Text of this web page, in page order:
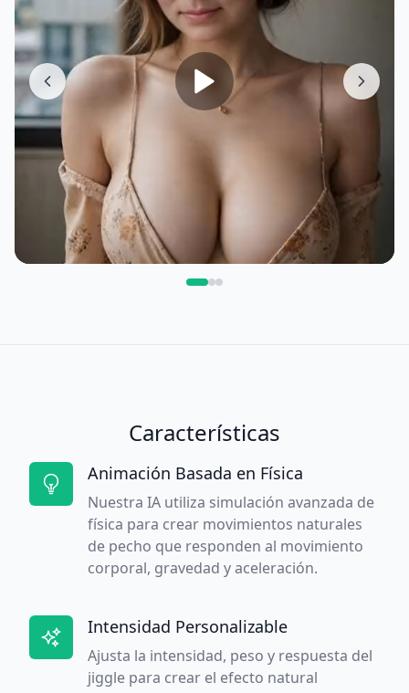
Características
Animación Basada en Física
Nuestra IA utiliza simulación avanzada de
física para crear movimientos naturales
de pecho que responden al movimiento
corporal, gravedad y aceleración.
Intensidad Personalizable
Ajusta la intensidad, peso y respuesta del
jiggle para crear el efecto natural